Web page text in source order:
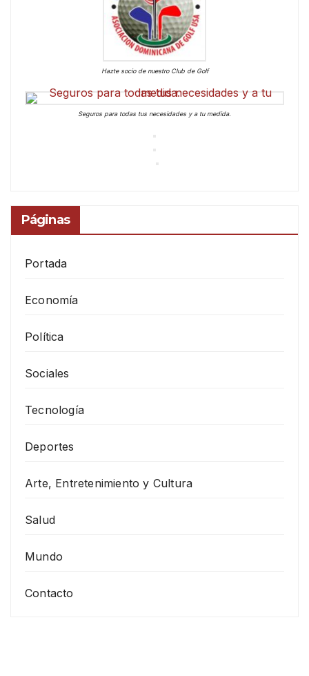
Hazte socio de nuestro Club de Golf
Seguros para todas tus necesidades y a tu medida.
Páginas
Portada
Economía
Política
Sociales
Tecnología
Deportes
Arte, Entretenimiento y Cultura
Salud
Mundo
Contacto